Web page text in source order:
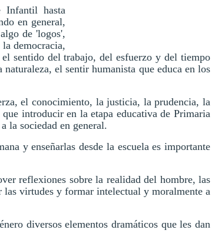
Infantil hasta
en general,
de 'logos',
democracia,
sentido del trabajo, del esfuerzo y del tiempo
el sentir humanista que educa en los
el conocimiento, la justicia, la prudencia, la
introducir en la etapa educativa de Primaria
la sociedad en general.
y enseñarlas desde la escuela es importante
reflexiones sobre la realidad del hombre, las
las virtudes y formar intelectual y moralmente a
diversos elementos dramáticos que les dan